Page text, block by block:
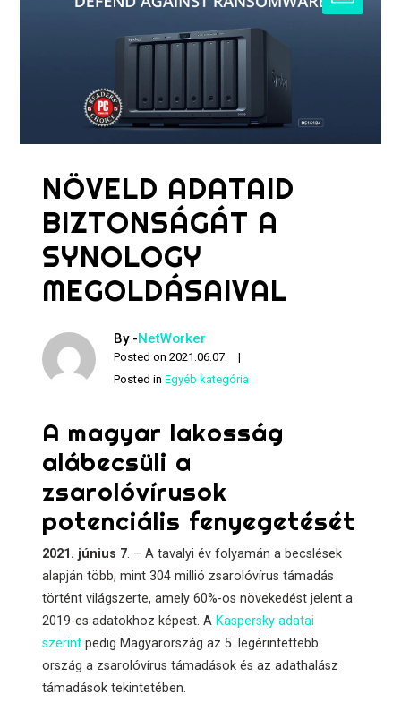
NÖVELD ADATAID
BIZTONSÁGÁT A
SYNOLOGY
MEGOLDÁSAIVAL
By -NetWorker
Posted on2021.06.07.
Posted inEgyéb kategória
A magyar lakosság
alábecsüli a
zsarolóvírusok
potenciális fenyegetését
2021. június 7. – A tavalyi év folyamán a becslések
alapján több, mint 304 millió zsarolóvírus támadás
történt világszerte, amely 60%-os növekedést jelent a
2019-es adatokhoz képest. A Kaspersky adatai
szerint pedig Magyarország az 5. legérintettebb
ország a zsarolóvírus támadások és az adathalász
támadások tekintetében.